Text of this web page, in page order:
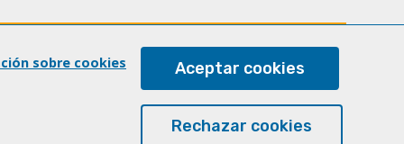
sobre cookies Aceptar cookies
Rechazar cookies